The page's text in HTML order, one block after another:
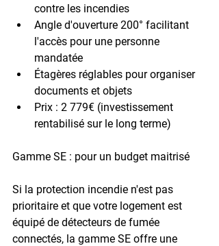
contre les incendies
Angle d'ouverture 200° facilitant
l'accès pour une personne
mandatée
Étagères réglables pour organiser
documents et objets
Prix : 2 779€ (investissement
rentabilisé sur le long terme)
Gamme SE : pour un budget maitrisé
Si la protection incendie n'est pas
prioritaire et que votre logement est
équipé de détecteurs de fumée
connectés, la gamme SE offre une